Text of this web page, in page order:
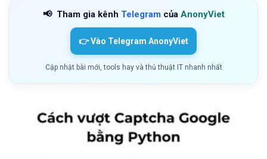
📢 Tham gia kênh Telegram của AnonyViet
👉 Vào Telegram AnonyViet
Cập nhật bài mới, tools hay và thủ thuật IT nhanh nhất